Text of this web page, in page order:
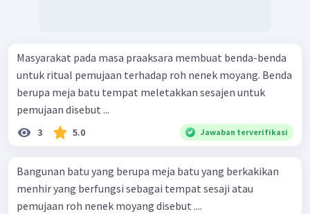
Masyarakat pada masa praaksara membuat benda-benda
untuk ritual pemujaan terhadap roh nenek moyang. Benda
berupa meja batu tempat meletakkan sesajen untuk
pemujaan disebut ...
3 5.0 Jawaban terverifikasi
Bangunan batu yang berupa meja batu yang berkakikan
menhir yang berfungsi sebagai tempat sesaji atau
pemujaan roh nenek moyang disebut ....